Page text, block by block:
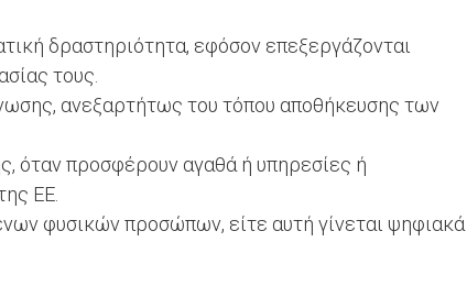
δραστηριότητα, εφόσον επεξεργάζονται
τους.
ανεξαρτήτως του τόπου αποθήκευσης των
όταν προσφέρουν αγαθά ή υπηρεσίες ή
ΕΕ.
φυσικών προσώπων, είτε αυτή γίνεται ψηφιακά